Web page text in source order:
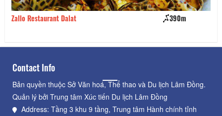
Zallo Restaurant Dalat 390m
Contact Info
Bản quyền thuộc Sở Văn hoá, Thể thao và Du lịch Lâm Đồng.
Quản lý bởi Trung tâm Xúc tiến Du lịch Lâm Đồng
Address: Tầng 3 khu 9 tầng, Trung tâm Hành chính tỉnh